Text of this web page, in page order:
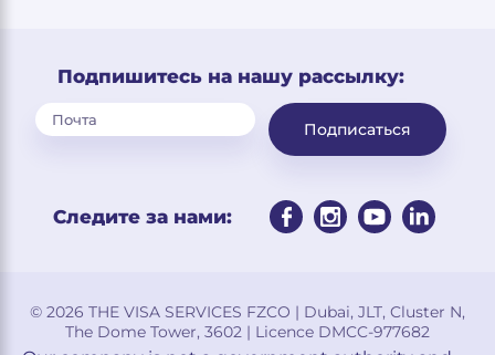
Подпишитесь на нашу рассылку:
Подписаться
Следите за нами:
© 2026 THE VISA SERVICES FZCO | Dubai, JLT, Cluster N,
The Dome Tower, 3602 | Licence DMCC-977682